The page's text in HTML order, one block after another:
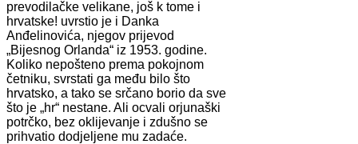
prevodilačke velikane, još k tome i
hrvatske! uvrstio je i Danka
Anđelinovića, njegov prijevod
„Bijesnog Orlanda“ iz 1953. godine.
Koliko nepošteno prema pokojnom
četniku, svrstati ga među bilo što
hrvatsko, a tako se srčano borio da sve
što je „hr“ nestane. Ali ocvali orjunaški
potrčko, bez oklijevanje i zdušno se
prihvatio dodjeljene mu zadaće.